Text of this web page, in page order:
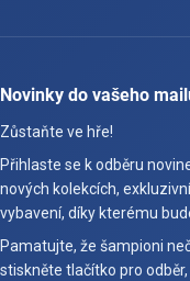
Novinky do vašeho
Zůstaňte ve hře!
Přihlaste se k odběru
nových kolekcích,
vybavení, díky kterému
Pamatujte, že šampioni
stiskněte tlačítko pro